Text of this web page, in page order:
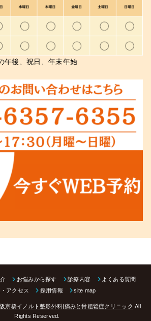
午後、祝日、年末年始
お悩みから探す 診療内容
よくある質問
アクセス
採用情報 site map
京橋イノルト整形外科|痛みと骨粗鬆症クリニック All
Rights Reserved.